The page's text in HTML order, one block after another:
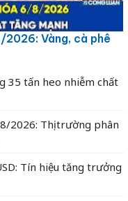
Vàng, cà phê
35 tấn heo nhiễm chất
2026: Thị trường phân
Tín hiệu tăng trưởng